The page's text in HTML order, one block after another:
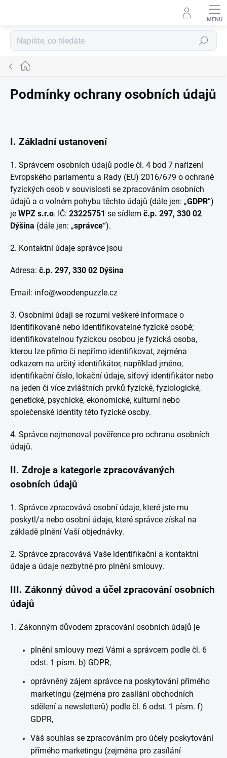
Hledat
Domů
Podmínky ochrany osobních údajů
I. Základní ustanovení
1. Správcem osobních údajů podle čl. 4 bod 7 nařízení
Evropského parlamentu a Rady (EU) 2016/679 o ochraně
fyzických osob v souvislosti se zpracováním osobních
údajů a o volném pohybu těchto údajů (dále jen: „GDPR”)
je WPZ s.r.o. IČ: 23225751 se sídlem č.p. 297, 330 02
Dýšina (dále jen: „správce“).
2. Kontaktní údaje správce jsou
Adresa: č.p. 297, 330 02 Dýšina
Email: info@woodenpuzzle.cz
3. Osobními údaji se rozumí veškeré informace o
identifikované nebo identifikovatelné fyzické osobě;
identifikovatelnou fyzickou osobou je fyzická osoba,
kterou lze přímo či nepřímo identifikovat, zejména
odkazem na určitý identifikátor, například jméno,
identifikační číslo, lokační údaje, síťový identifikátor nebo
na jeden či více zvláštních prvků fyzické, fyziologické,
genetické, psychické, ekonomické, kulturní nebo
společenské identity této fyzické osoby.
4. Správce nejmenoval pověřence pro ochranu osobních
údajů.
II. Zdroje a kategorie zpracovávaných
osobních údajů
1. Správce zpracovává osobní údaje, které jste mu
poskytl/a nebo osobní údaje, které správce získal na
základě plnění Vaší objednávky.
2. Správce zpracovává Vaše identifikační a kontaktní
údaje a údaje nezbytné pro plnění smlouvy.
III. Zákonný důvod a účel zpracování osobních
údajů
1. Zákonným důvodem zpracování osobních údajů je
plnění smlouvy mezi Vámi a správcem podle čl. 6
odst. 1 písm. b) GDPR,
oprávněný zájem správce na poskytování přímého
marketingu (zejména pro zasílání obchodních
sdělení a newsletterů) podle čl. 6 odst. 1 písm. f)
GDPR,
Váš souhlas se zpracováním pro účely poskytování
přímého marketingu (zejména pro zasílání